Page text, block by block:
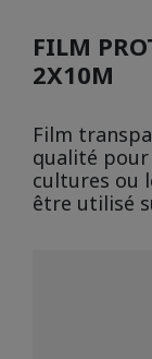
FILM
2X10M
Film
qualité
cultures ou
être utilisé